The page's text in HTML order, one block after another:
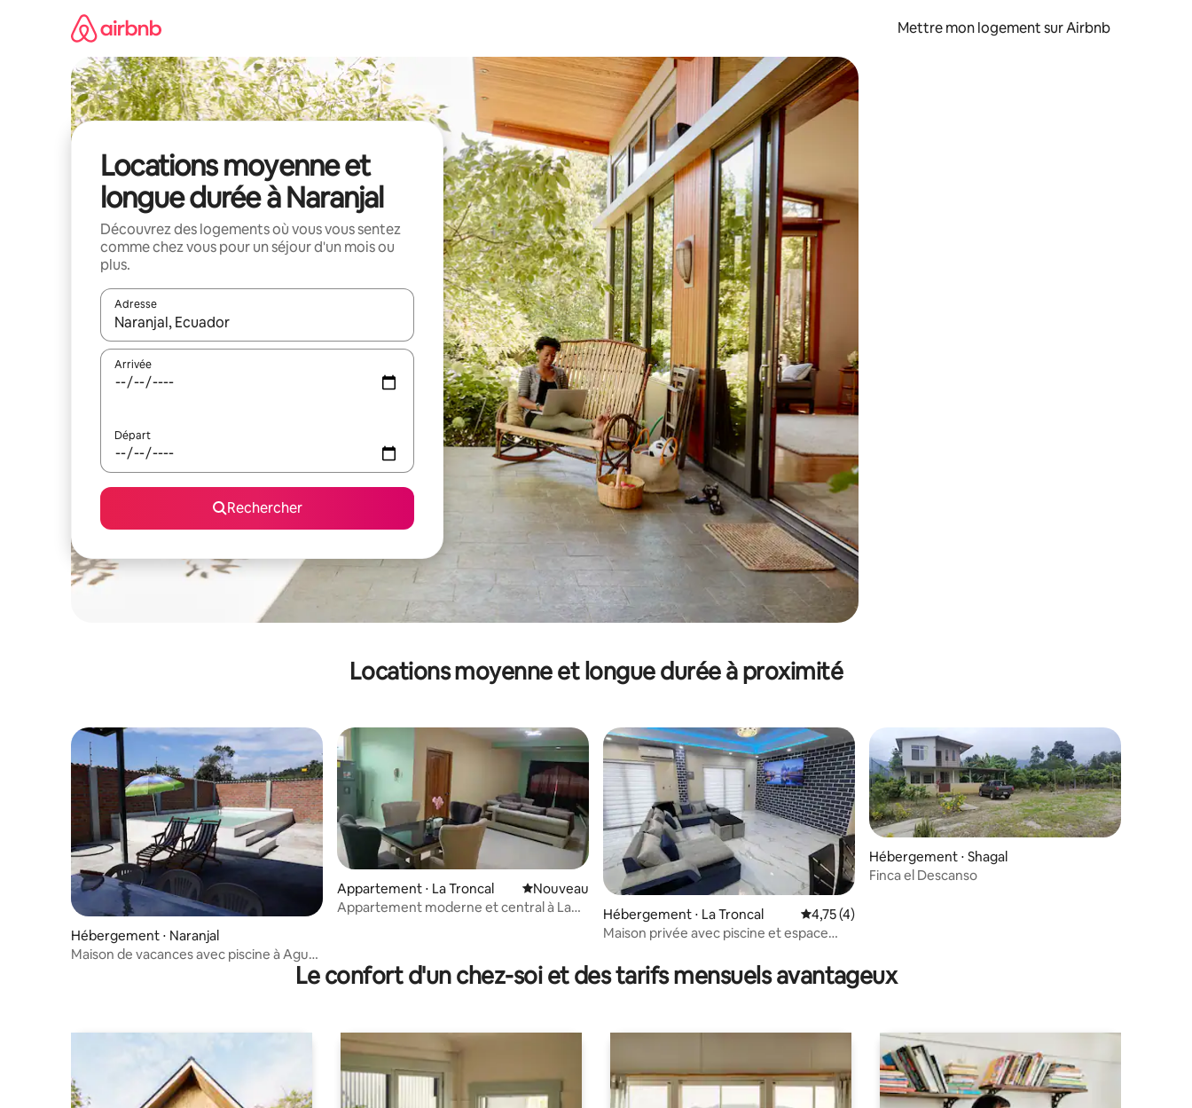
Mettre mon logement sur Airbnb
Locations moyenne et
longue durée à Naranjal
Découvrez des logements où vous vous sentez
comme chez vous pour un séjour d'un mois ou
plus.
Adresse
Lorsque les résultats s'affichent, utilisez les flèches vers le haut et vers le bas pour les parcourir ou en appuyant et en faisant glisser.
Arrivée
Départ
Rechercher
Locations moyenne et longue durée à proximité
Hébergement ⋅ Naranjal
Maison de vacances avec piscine à Aguas
Appartement ⋅ La Troncal Nouvel hébergement
Nouveau
Appartement moderne et central à La
Hébergement ⋅ La Troncal Évaluation moyenne sur la base de 4 commentaires : 4,75 sur 5
4,75 (4)
Maison privée avec piscine et espace
Hébergement ⋅ Shagal
Finca el Descanso
Le confort d'un chez-soi et des tarifs mensuels avantageux